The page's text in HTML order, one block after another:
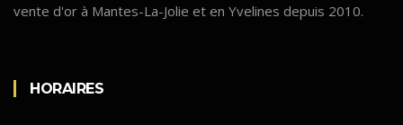
vente d'or à Mantes-La-Jolie et en Yvelines depuis 2010.
HORAIRES